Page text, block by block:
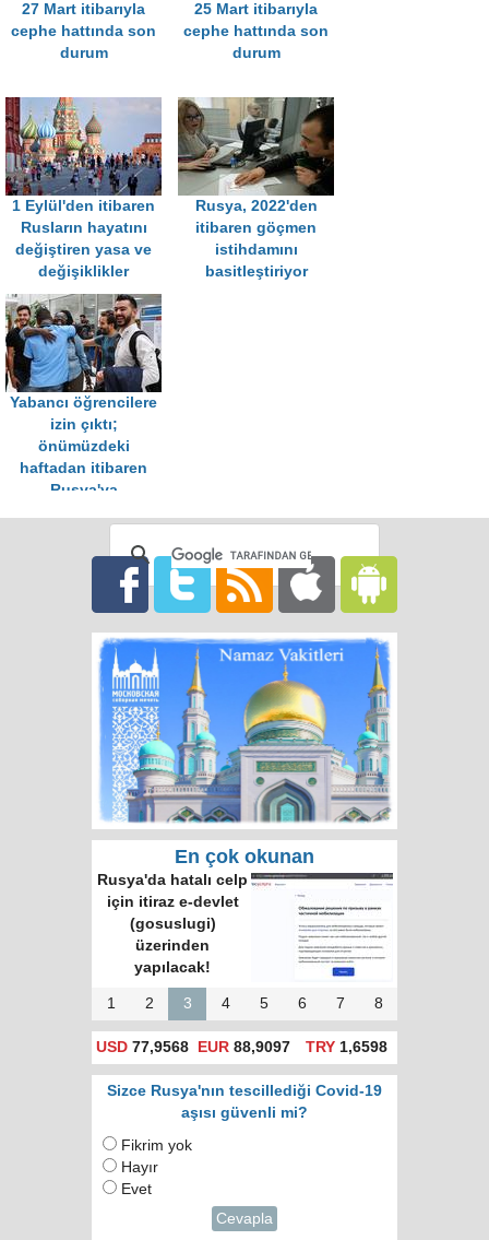
27 Mart itibarıyla
cephe hattında son
durum
25 Mart itibarıyla
cephe hattında son
durum
1 Eylül'den itibaren
Rusların hayatını
değiştiren yasa ve
değişiklikler
Rusya, 2022'den
itibaren göçmen
istihdamını
basitleştiriyor
Yabancı öğrencilere
izin çıktı;
önümüzdeki
haftadan itibaren
Rusya'ya
En çok okunan
Rusya'da hatalı celp
için itiraz e-devlet
(gosuslugi)
üzerinden
yapılacak!
1 2 3 4 5 6 7 8
USD 77,9568 EUR 88,9097 TRY1,6598
Sizce Rusya'nın tescillediği Covid-19
aşısı güvenli mi?
Fikrim yok
Hayır
Evet
Cevapla